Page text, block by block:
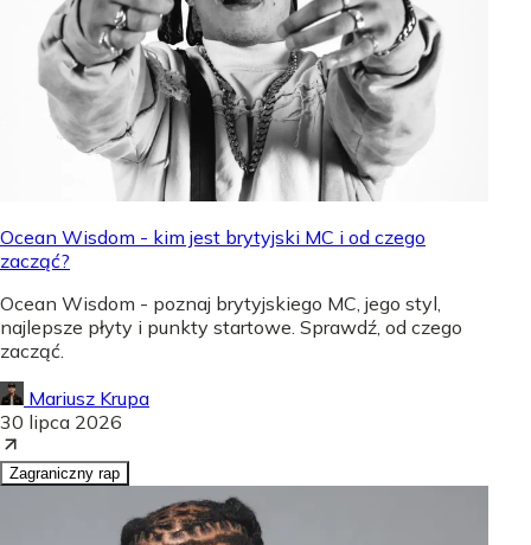
Ocean Wisdom - kim jest brytyjski MC i od czego
zacząć?
Ocean Wisdom - poznaj brytyjskiego MC, jego styl,
najlepsze płyty i punkty startowe. Sprawdź, od czego
zacząć.
Mariusz Krupa
30 lipca 2026
Zagraniczny rap